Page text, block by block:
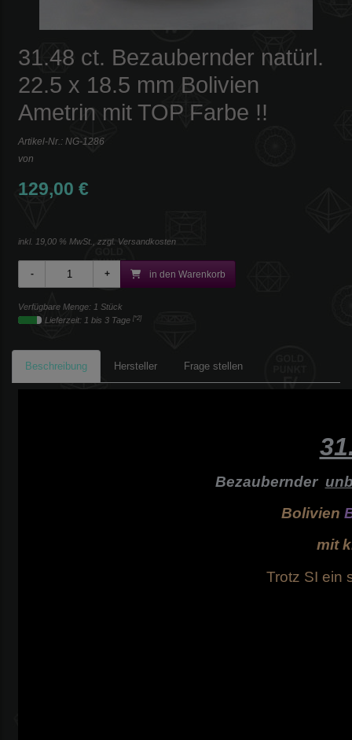
31.48 ct. Bezaubernder natürl.
22.5 x 18.5 mm Bolivien
Ametrin mit TOP Farbe !!
Artikel-Nr.: NG-1286
von
129,00 €
inkl. 19,00 % MwSt., zzgl. Versandkosten
in den Warenkorb
Verfügbare Menge: 1 Stück
Lieferzeit: 1 bis 3 Tage [*2]
Beschreibung Hersteller Frage stellen
Bezaubernder
Bolivien
mit
Trotz SI ein